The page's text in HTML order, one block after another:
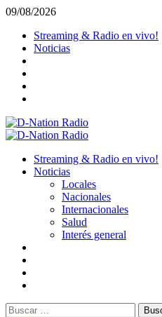
Saltar
contenido
09/08/2026
Streaming & Radio en vivo!
Noticias
Menú
Streaming & Radio en vivo!
Noticias
Locales
Nacionales
Internacionales
Salud
Interés general
Buscar: